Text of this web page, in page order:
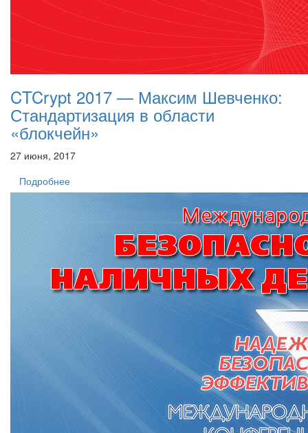
CTCrypt 2017 — Максим Шевченко:
Стандартизация в области
«блокчейн»
27 июня, 2017
Подробнее